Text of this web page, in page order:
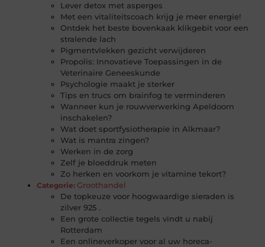
Lever detox met asperges
Met een vitaliteitscoach krijg je meer energie!
Ontdek het beste bovenkaak klikgebit voor een
stralende lach
Pigmentvlekken gezicht verwijderen
Propolis: Innovatieve Toepassingen in de
Veterinaire Geneeskunde
Psychologie maakt je sterker
Tips en trucs om brainfog te verminderen
Wanneer kun je rouwverwerking Apeldoorn
inschakelen?
Wat doet sportfysiotherapie in Alkmaar?
Wat is mantra zingen?
Werken in de zorg
Zelf je bloeddruk meten
Zo herken en voorkom je vitamine tekort?
Categorie: Groothandel
De topkeuze voor hoogwaardige sieraden is
zilver 925 .
Een grote collectie tegels vindt u nabij
Rotterdam
Een onlineverkoper voor al uw horeca-